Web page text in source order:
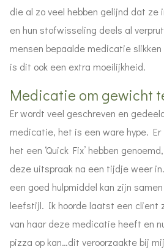
die al zo veel hebben gelijnd dat ze
en hun stofwisseling deels al
mensen bepaalde medicatie
is dit ook een extra moeilijkheid.
Medicatie om gewicht
Er wordt veel geschreven en
medicatie, het is een ware hype.
het een ‘Quick Fix’ hebben
deze uitspraak na een tijdje weer
een goed hulpmiddel kan zijn
leefstijl. Ik hoorde laatst een client
van haar deze medicatie heeft en
pizza op kan…dit veroorzaakte bij